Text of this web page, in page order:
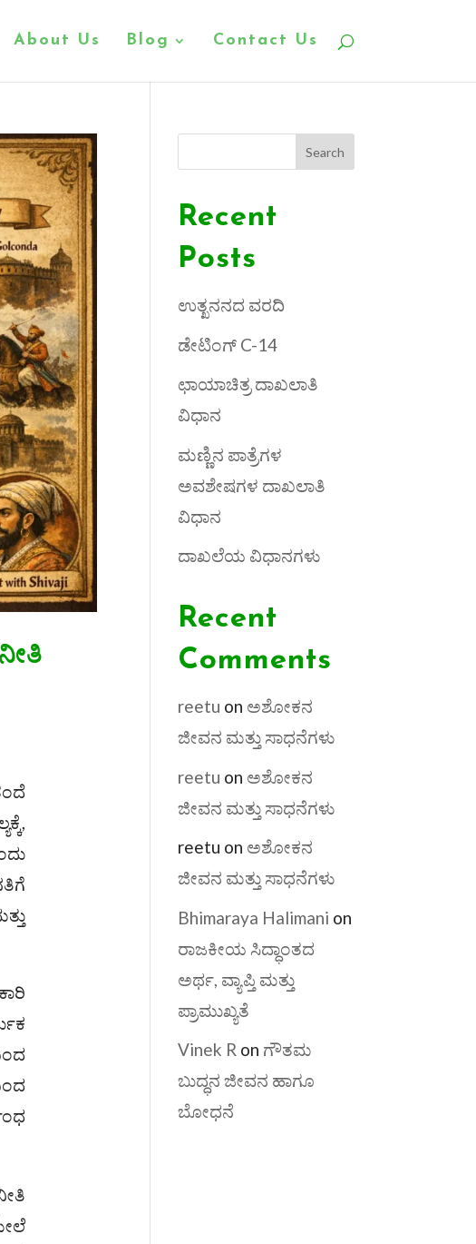
About Us Blog Contact Us
Search
Recent
Posts
ಉತ್ಖನನದ ವರದಿ
ಡೇಟಿಂಗ್ C-14
ಛಾಯಾಚಿತ್ರ ದಾಖಲಾತಿ
ವಿಧಾನ
ಮಣ್ಣಿನ ಪಾತ್ರೆಗಳ
ಅವಶೇಷಗಳ ದಾಖಲಾತಿ
ವಿಧಾನ
ದಾಖಲೆಯ ವಿಧಾನಗಳು
Recent
Comments
reetu on ಅಶೋಕನ
ಜೀವನ ಮತ್ತು ಸಾಧನೆಗಳು
reetu on ಅಶೋಕನ
ಜೀವನ ಮತ್ತು ಸಾಧನೆಗಳು
reetu on ಅಶೋಕನ
ಜೀವನ ಮತ್ತು ಸಾಧನೆಗಳು
Bhimaraya Halimani on
ರಾಜಕೀಯ ಸಿದ್ಧಾಂತದ
ಅರ್ಥ, ವ್ಯಾಪ್ತಿ ಮತ್ತು
ಪ್ರಾಮುಖ್ಯತೆ
Vinek R on ಗೌತಮ
ಬುದ್ಧನ ಜೀವನ ಹಾಗೂ
ಬೋಧನೆ